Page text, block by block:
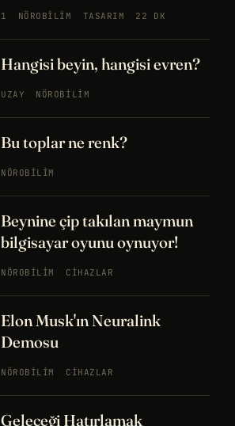
1 NÖROBILIM TASARIM 22 DK
Hangisi beyin, hangisi evren?
UZAY NÖROBILIM
Bu toplar ne renk?
NÖROBILIM
Beynine çip takılan maymun
bilgisayar oyunu oynuyor!
NÖROBILIM CIHAZLAR
Elon Musk'ın Neuralink
Demosu
NÖROBILIM CIHAZLAR
Geleceği Hatırlamak